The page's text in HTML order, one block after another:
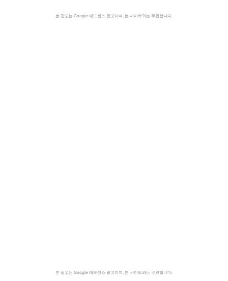
본 광고는 Google 애드센스 광고이며, 본 사이트와는 무관합니다.
본 광고는 Google 애드센스 광고이며, 본 사이트와는 무관합니다.